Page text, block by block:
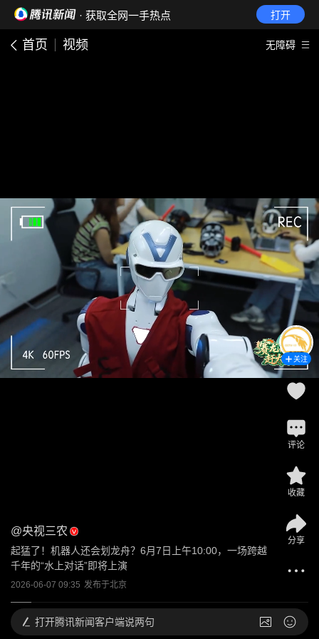
· 获取全网一手热点 打开
首页 视频 无障碍
@央视三农
起猛了！机器人还会划龙舟？6月7日上午10:00，一场跨越
千年的“水上对话”即将上演
2026-06-07 09:35 发布于北京
关注
评论
收藏
分享
打开腾讯新闻客户端说两句